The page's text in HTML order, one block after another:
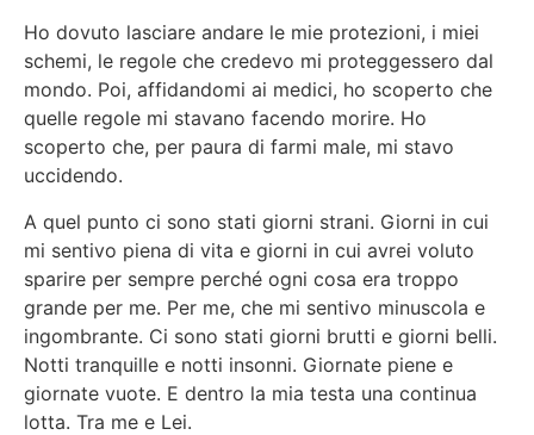
Ho dovuto lasciare andare le mie protezioni, i miei
schemi, le regole che credevo mi proteggessero dal
mondo. Poi, affidandomi ai medici, ho scoperto che
quelle regole mi stavano facendo morire. Ho
scoperto che, per paura di farmi male, mi stavo
uccidendo.
A quel punto ci sono stati giorni strani. Giorni in cui
mi sentivo piena di vita e giorni in cui avrei voluto
sparire per sempre perché ogni cosa era troppo
grande per me. Per me, che mi sentivo minuscola e
ingombrante. Ci sono stati giorni brutti e giorni belli.
Notti tranquille e notti insonni. Giornate piene e
giornate vuote. E dentro la mia testa una continua
lotta. Tra me e Lei.